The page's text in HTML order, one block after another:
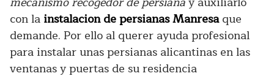
con la instalacion de persianas Manresaque
demande. Por ello al querer ayuda profesional
para instalar unas persianas alicantinas en las
ventanas y puertas de su residencia